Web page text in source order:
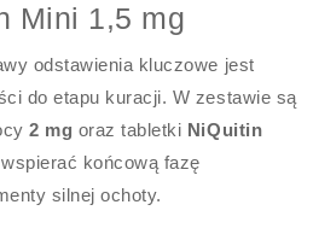
Mini 1,5 mg
odstawienia kluczowe jest
do etapu kuracji. W zestawie są
2 mg oraz tabletki NiQuitin
końcową fazę
silnej ochoty.